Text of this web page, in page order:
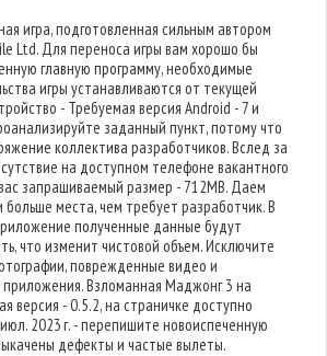
игра, подготовленная сильным автором
Ltd. Для переноса игры вам хорошо бы
главную программу, необходимые
игры устанавливаются от текущей
- Требуемая версия Android - 7 и
заданный пункт, потому что
коллектива разработчиков. Вслед за
на доступном телефоне вакантного
запрашиваемый размер - 712MB. Даем
больше места, чем требует разработчик. В
полученные данные будут
что изменит чистовой объем. Исключите
поврежденные видео и
Взломанная Маджонг 3 на
версия - 0.5.2, на страничке доступно
2023 г. - перепишите новоиспеченную
дефекты и частые вылеты.